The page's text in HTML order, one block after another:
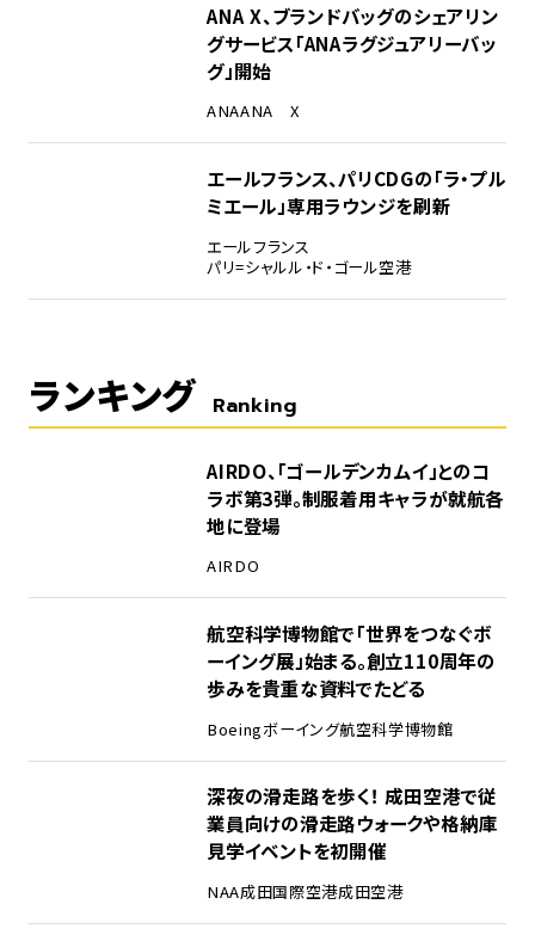
ANA X、ブランドバッグのシェアリン
グサービス「ANAラグジュアリーバッ
グ」開始
ANAANA X
エールフランス、パリCDGの「ラ・プル
ミエール」専用ラウンジを刷新
エールフランス
パリ=シャルル・ド・ゴール空港
ランキング Ranking
AIRDO、「ゴールデンカムイ」とのコ
ラボ第3弾。制服着用キャラが就航各
地に登場
AIRDO
航空科学博物館で「世界をつなぐボ
ーイング展」始まる。創立110周年の
歩みを貴重な資料でたどる
Boeingボーイング航空科学博物館
深夜の滑走路を歩く！ 成田空港で従
業員向けの滑走路ウォークや格納庫
見学イベントを初開催
NAA成田国際空港成田空港